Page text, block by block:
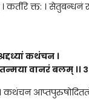
कर्तरि क्त: ।
कथंचन ।
वानरं बलम् ।। ३